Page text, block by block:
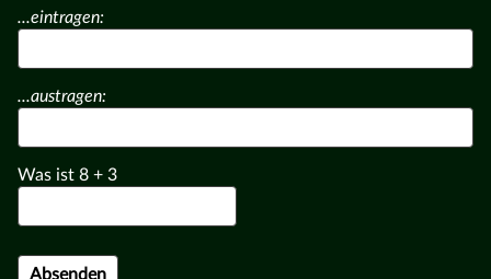
...eintragen:
...austragen:
Was ist 8 + 3